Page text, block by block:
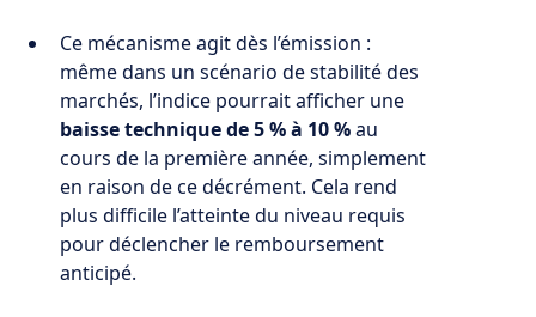
Ce mécanisme agit dès l’émission :
même dans un scénario de stabilité des
marchés, l’indice pourrait afficher une
baisse technique de 5 % à 10 %au
cours de la première année, simplement
en raison de ce décrément. Cela rend
plus difficile l’atteinte du niveau requis
pour déclencher le remboursement
anticipé.